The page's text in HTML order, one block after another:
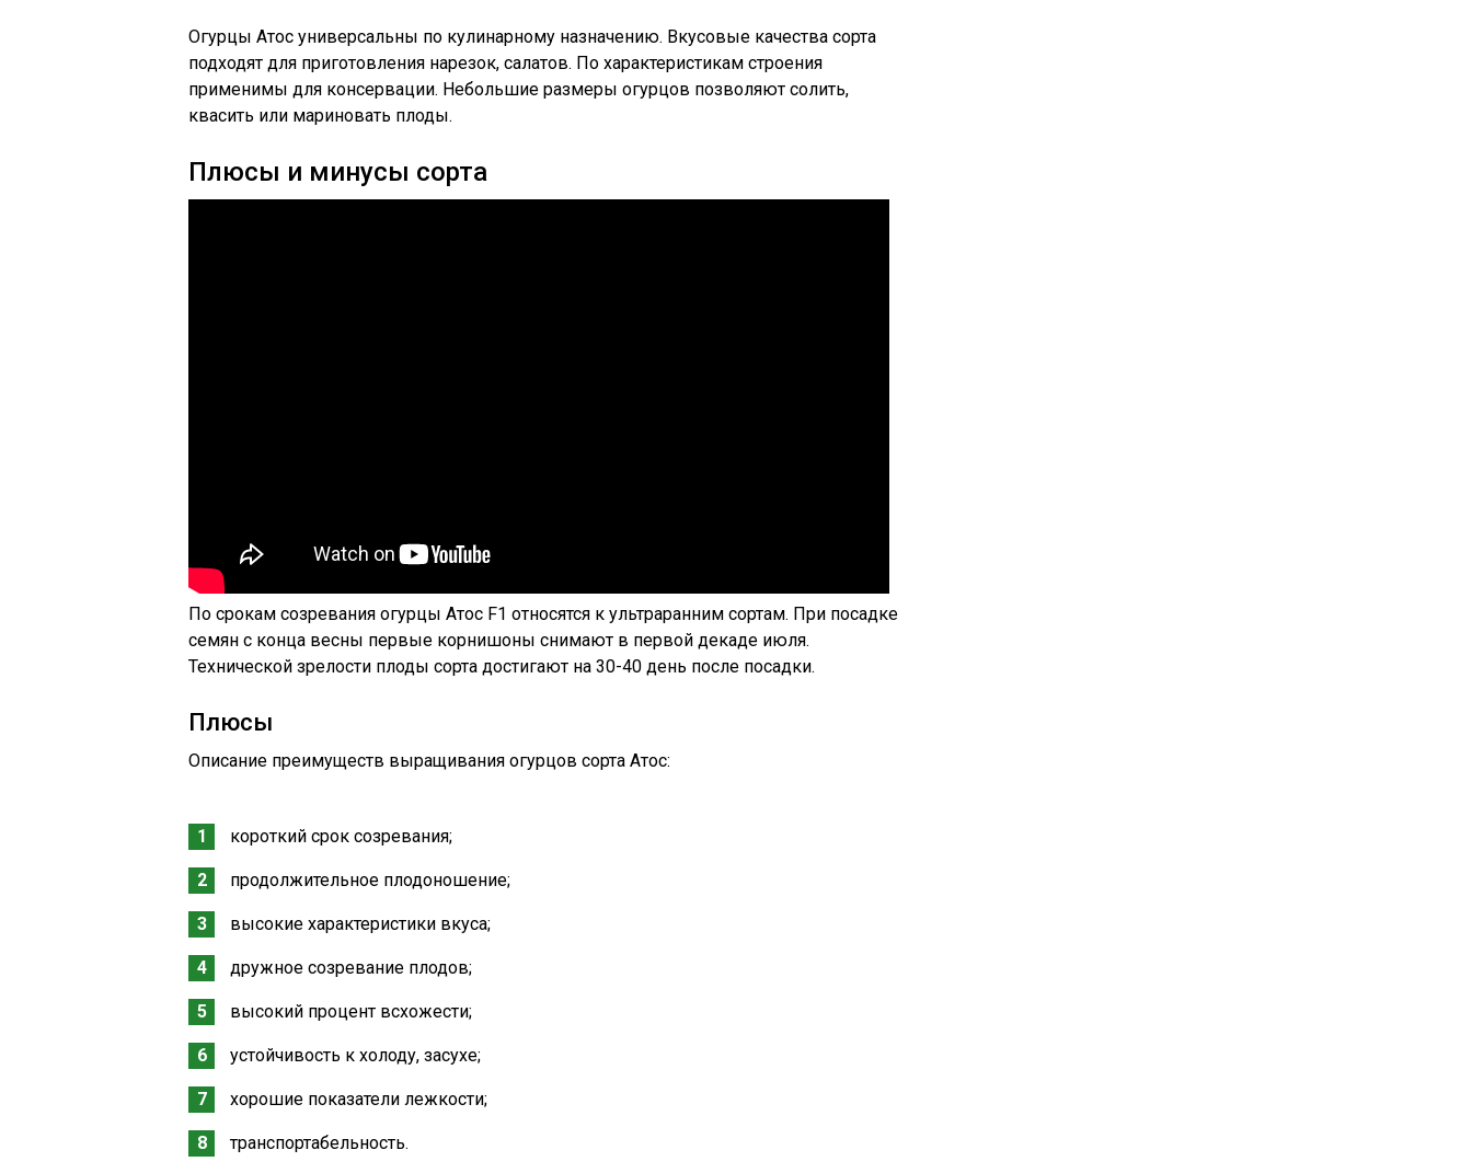
Огурцы Атос универсальны по кулинарному назначению. Вкусовые качества сорта
подходят для приготовления нарезок, салатов. По характеристикам строения
применимы для консервации. Небольшие размеры огурцов позволяют солить,
квасить или мариновать плоды.
Плюсы и минусы сорта
По срокам созревания огурцы Атос F1 относятся к ультраранним сортам. При посадке
семян с конца весны первые корнишоны снимают в первой декаде июля.
Технической зрелости плоды сорта достигают на 30-40 день после посадки.
Плюсы
Описание преимуществ выращивания огурцов сорта Атос:
короткий срок созревания;
продолжительное плодоношение;
высокие характеристики вкуса;
дружное созревание плодов;
высокий процент всхожести;
устойчивость к холоду, засухе;
хорошие показатели лежкости;
транспортабельность.